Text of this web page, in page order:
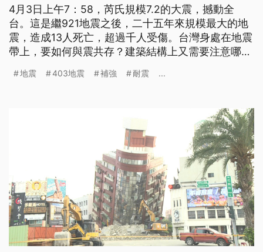
4月3日上午7：58，芮氏規模7.2的大震，撼動全
台。這是繼921地震之後，二十五年來規模最大的地
震，造成13人死亡，超過千人受傷。台灣身處在地震
帶上，要如何與震共存？建築結構上又需要注意哪些
怎麼做呢？
地震 403地震 補強 耐震 ...